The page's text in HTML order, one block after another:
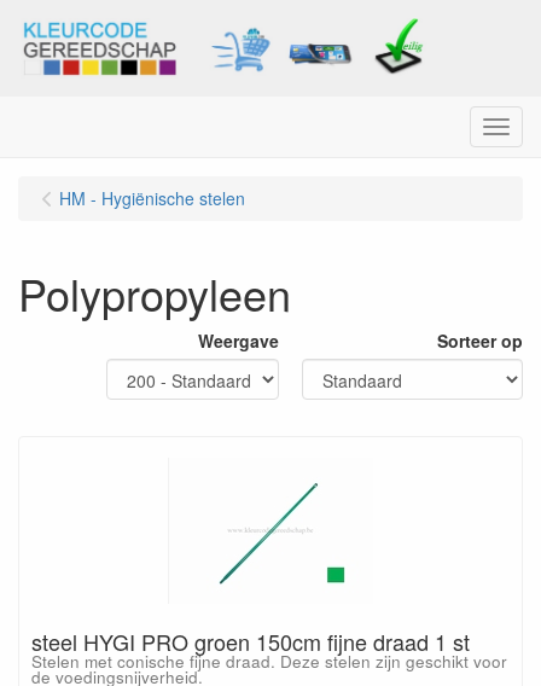
Menu
HM - Hygiënische stelen
Polypropyleen
Weergave Sorteer op
steel HYGI PRO groen 150cm fijne draad 1 st
Stelen met conische fijne draad. Deze stelen zijn geschikt voor
de voedingsnijverheid.